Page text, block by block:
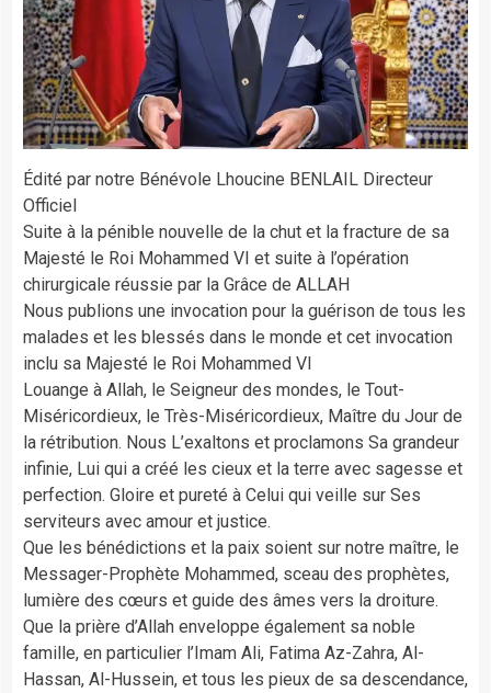
Édité par notre Bénévole Lhoucine BENLAIL Directeur
Officiel
Suite à la pénible nouvelle de la chut et la fracture de sa
Majesté le Roi Mohammed VI et suite à l’opération
chirurgicale réussie par la Grâce de ALLAH
Nous publions une invocation pour la guérison de tous les
malades et les blessés dans le monde et cet invocation
inclu sa Majesté le Roi Mohammed VI
Louange à Allah, le Seigneur des mondes, le Tout-
Miséricordieux, le Très-Miséricordieux, Maître du Jour de
la rétribution. Nous L’exaltons et proclamons Sa grandeur
infinie, Lui qui a créé les cieux et la terre avec sagesse et
perfection. Gloire et pureté à Celui qui veille sur Ses
serviteurs avec amour et justice.
Que les bénédictions et la paix soient sur notre maître, le
Messager-Prophète Mohammed, sceau des prophètes,
lumière des cœurs et guide des âmes vers la droiture.
Que la prière d’Allah enveloppe également sa noble
famille, en particulier l’Imam Ali, Fatima Az-Zahra, Al-
Hassan, Al-Hussein, et tous les pieux de sa descendance,